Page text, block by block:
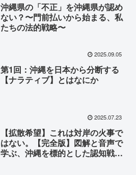
沖縄県の「不正」を沖縄県が認め
ない？〜門前払いから始まる、私
たちの法的戦略〜
2025.09.05
第1回：沖縄を日本から分断する
【ナラティブ】とはなにか
2025.07.23
【拡散希望】これは対岸の火事で
はない。【完全版】図解と音声で
学ぶ、沖縄を標的とした認知戦の